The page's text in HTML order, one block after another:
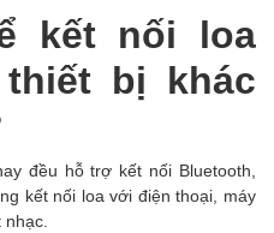
kết nối loa
bị khác
đều hỗ trợ kết nối Bluetooth,
kết nối loa với điện thoại, máy